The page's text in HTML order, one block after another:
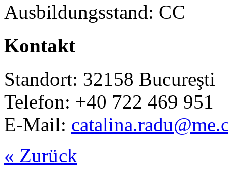
Ausbildungsstand: CC
Kontakt
Standort: 32158 Bucureşti
Telefon: +40 722 469 951
E-Mail:
« Zurück